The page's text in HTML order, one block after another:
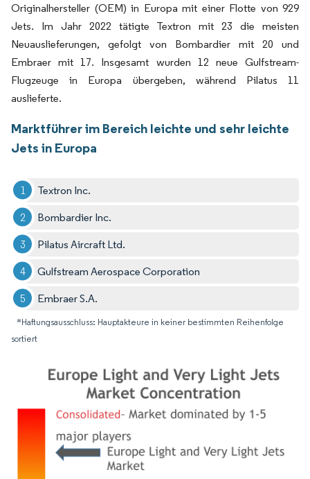
Originalhersteller (OEM) in Europa mit einer Flotte von 929
Jets. Im Jahr 2022 tätigte Textron mit 23 die meisten
Neuauslieferungen, gefolgt von Bombardier mit 20 und
Embraer mit 17. Insgesamt wurden 12 neue Gulfstream-
Flugzeuge in Europa übergeben, während Pilatus 11
auslieferte.
Marktführer im Bereich leichte und sehr leichte
Jets in Europa
Textron Inc.
Bombardier Inc.
Pilatus Aircraft Ltd.
Gulfstream Aerospace Corporation
Embraer S.A.
*Haftungsausschluss: Hauptakteure in keiner bestimmten Reihenfolge
sortiert